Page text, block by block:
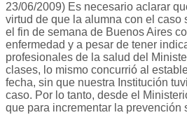
23/06/2009) Es necesario aclarar
virtud de que la alumna con el caso
el fin de semana de Buenos Aires
enfermedad y a pesar de tener
profesionales de la salud del
clases, lo mismo concurrió al
fecha, sin que nuestra Institución
caso. Por lo tanto, desde el
que para incrementar la prevención